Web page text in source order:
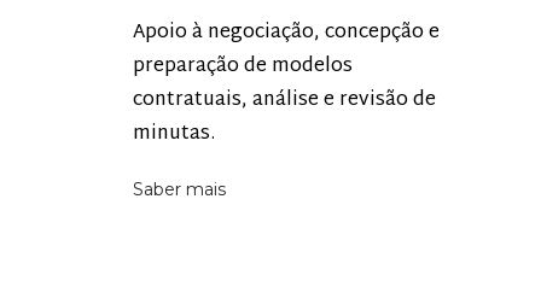
Apoio à negociação, concepção e
preparação de modelos
contratuais, análise e revisão de
minutas.
Saber mais